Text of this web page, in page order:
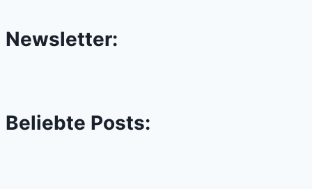
Newsletter:
Beliebte Posts: